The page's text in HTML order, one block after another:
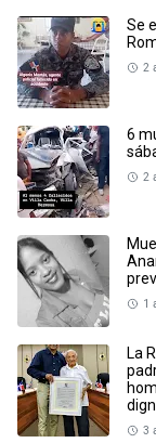
Se
2
6
2
1
La
3